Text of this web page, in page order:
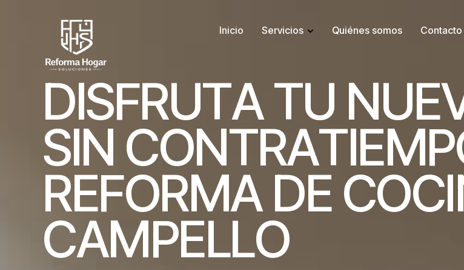
Inicio Servicios Quiénes somos Contacto
DISFRUTATU NUE
SIN CONTRATIEMP
REFORMA DECOCI
CAMPELLO